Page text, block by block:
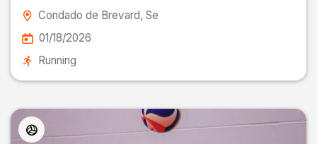
Condado de Brevard, Se
01/18/2026
Running